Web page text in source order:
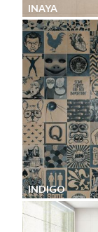
INAYA
INDIGO